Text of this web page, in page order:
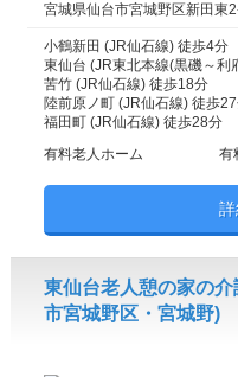
宮城県仙台市宮城野区新田東
小鶴新田 (JR仙石線) 徒歩4分
東仙台 (JR東北本線(黒磯～利
苦竹 (JR仙石線) 徒歩18分
陸前原ノ町 (JR仙石線) 徒歩
福田町 (JR仙石線) 徒歩28分
有料老人ホーム
有
東仙台老人憩の家の
市宮城野区・宮城野)